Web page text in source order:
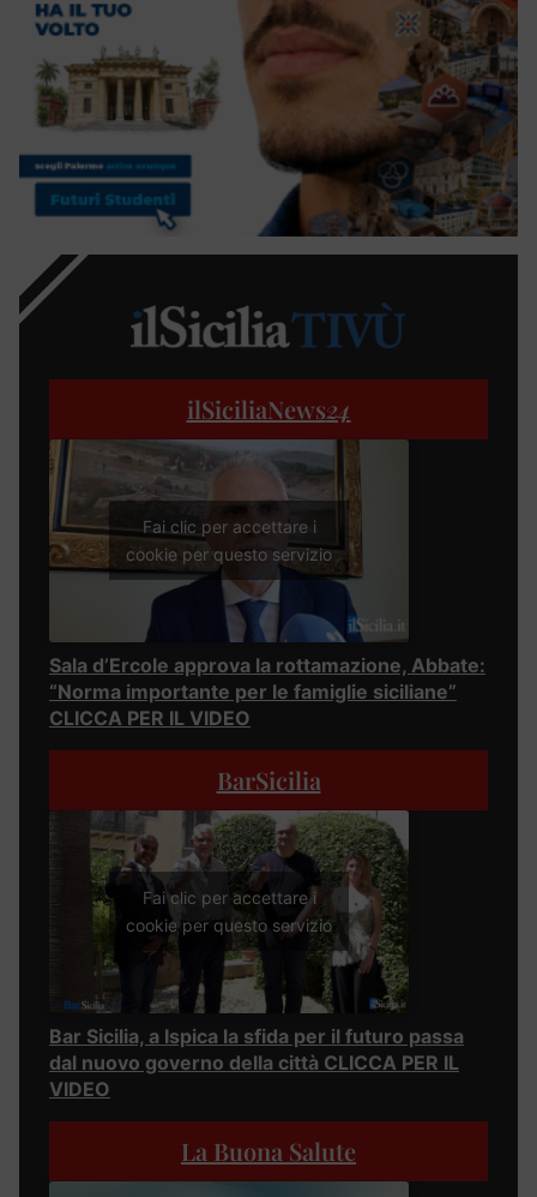
ilSiciliaNews24
Fai clic per accettare i
cookie per questo servizio
Sala d’Ercole approva la rottamazione, Abbate:
“Norma importante per le famiglie siciliane”
CLICCA PER IL VIDEO
BarSicilia
Fai clic per accettare i
cookie per questo servizio
Bar Sicilia, a Ispica la sfida per il futuro passa
dal nuovo governo della città CLICCA PER IL
VIDEO
La Buona Salute